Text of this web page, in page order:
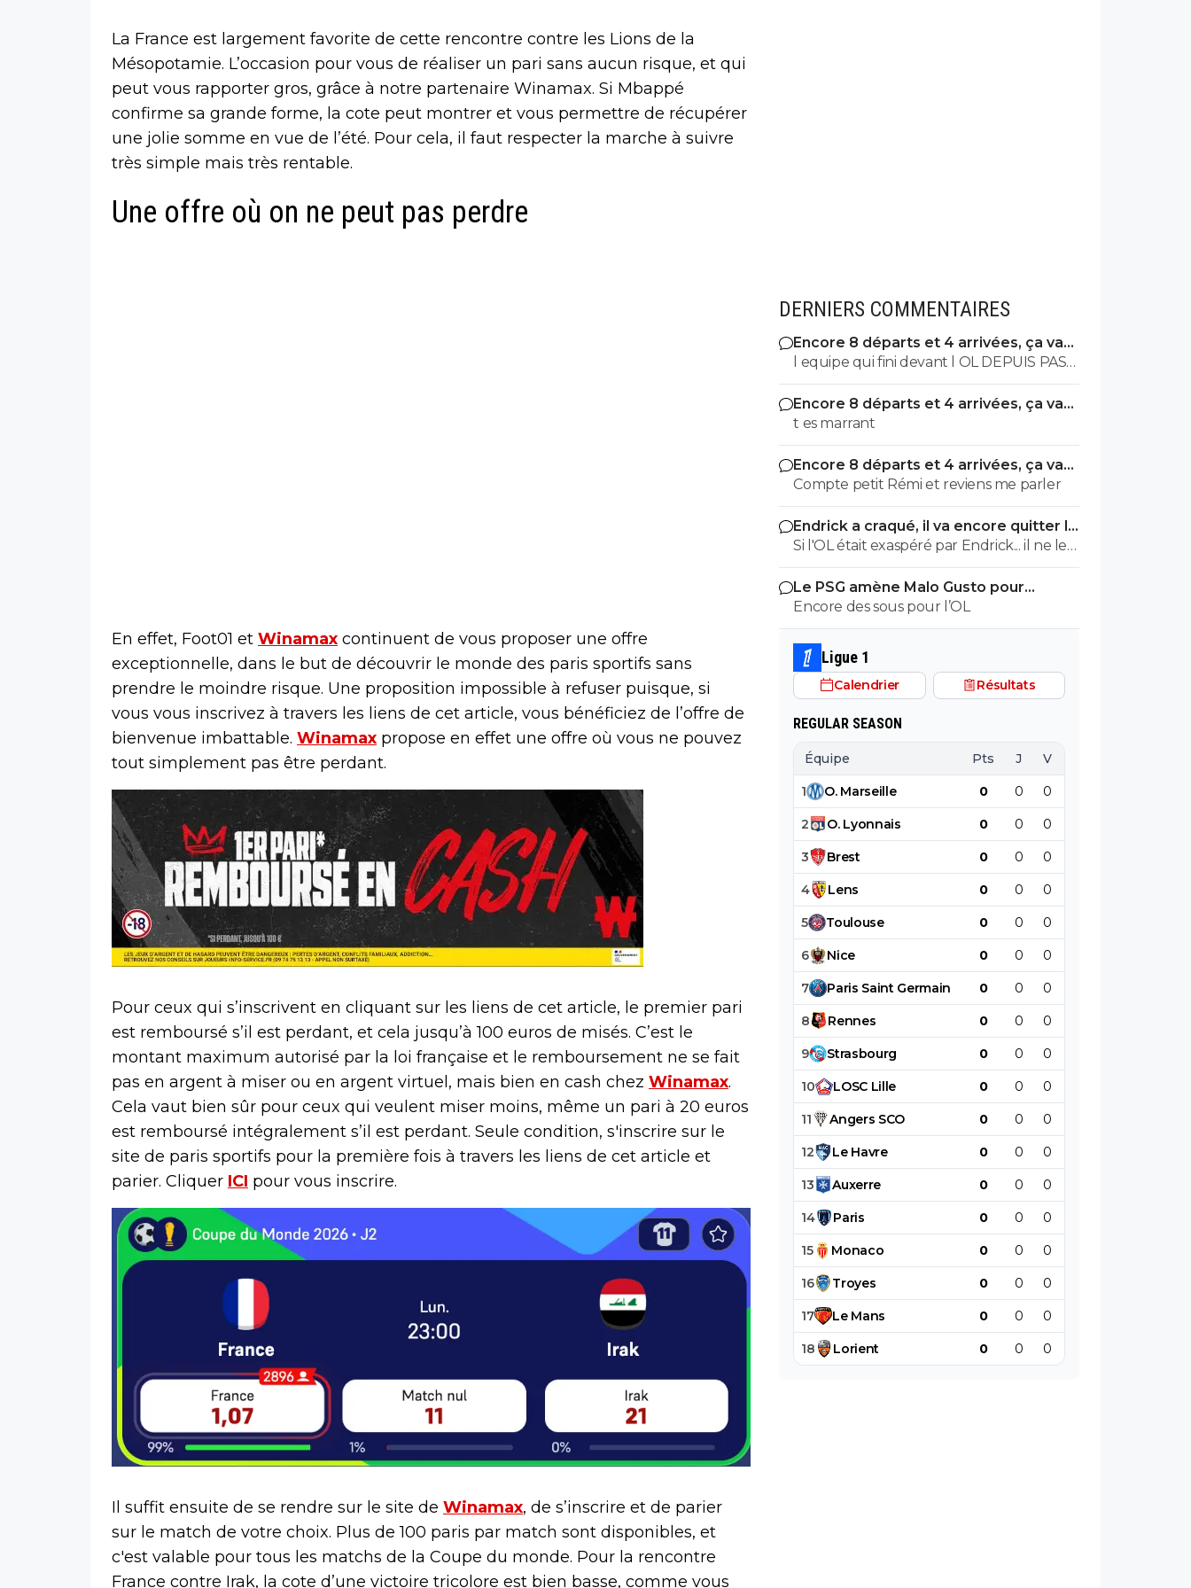
La France est largement favorite de cette rencontre contre les Lions de la
Mésopotamie. L’occasion pour vous de réaliser un pari sans aucun risque, et qui
peut vous rapporter gros, grâce à notre partenaire Winamax. Si Mbappé
confirme sa grande forme, la cote peut montrer et vous permettre de récupérer
une jolie somme en vue de l’été. Pour cela, il faut respecter la marche à suivre
très simple mais très rentable.
Une offre où on ne peut pas perdre
En effet, Foot01 et Winamax continuent de vous proposer une offre
exceptionnelle, dans le but de découvrir le monde des paris sportifs sans
prendre le moindre risque. Une proposition impossible à refuser puisque, si
vous vous inscrivez à travers les liens de cet article, vous bénéficiez de l’offre de
bienvenue imbattable. Winamax propose en effet une offre où vous ne pouvez
tout simplement pas être perdant.
Pour ceux qui s’inscrivent en cliquant sur les liens de cet article, le premier pari
est remboursé s’il est perdant, et cela jusqu’à 100 euros de misés. C’est le
montant maximum autorisé par la loi française et le remboursement ne se fait
pas en argent à miser ou en argent virtuel, mais bien en cash chez Winamax.
Cela vaut bien sûr pour ceux qui veulent miser moins, même un pari à 20 euros
est remboursé intégralement s’il est perdant. Seule condition, s'inscrire sur le
site de paris sportifs pour la première fois à travers les liens de cet article et
parier. Cliquer ICI pour vous inscrire.
Il suffit ensuite de se rendre sur le site de Winamax, de s’inscrire et de parier
sur le match de votre choix. Plus de 100 paris par match sont disponibles, et
c'est valable pour tous les matchs de la Coupe du monde. Pour la rencontre
France contre Irak, la cote d’une victoire tricolore est bien basse, comme vous
DERNIERS COMMENTAIRES
Encore 8 départs et 4 arrivées, ça va
valser à l'OL
l equipe qui fini devant l OL DEPUIS PAS
MAL DE TPS? lol. t es tro malin toi
Encore 8 départs et 4 arrivées, ça va
valser à l'OL
t es marrant
Encore 8 départs et 4 arrivées, ça va
valser à l'OL
Compte petit Rémi et reviens me parler
Endrick a craqué, il va encore quitter le
Real
Si l'OL était exaspéré par Endrick... il ne le
suivrait pas de très près. Bref... Quand
l'équipe sera complète... ce sera beaucoup
mieux.
Le PSG amène Malo Gusto pour
concurrencer Hakimi
Encore des sous pour l’OL
Ligue 1
Calendrier Résultats
REGULAR SEASON
Équipe Pts J V
1 O. Marseille 0 0 0
2 O. Lyonnais 0 0 0
3 Brest 0 0 0
4 Lens 0 0 0
5 Toulouse 0 0 0
6 Nice 0 0 0
7 Paris Saint Germain 0 0 0
8 Rennes 0 0 0
9 Strasbourg 0 0 0
10 LOSC Lille 0 0 0
11 Angers SCO 0 0 0
12 Le Havre 0 0 0
13 Auxerre 0 0 0
14 Paris 0 0 0
15 Monaco 0 0 0
16 Troyes 0 0 0
17 Le Mans 0 0 0
18 Lorient 0 0 0